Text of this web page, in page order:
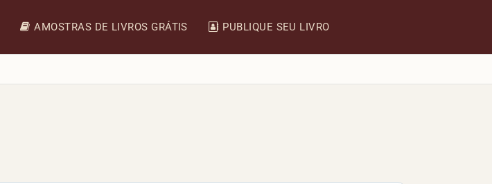
AMOSTRAS DE LIVROS GRÁTIS PUBLIQUE SEU LIVRO